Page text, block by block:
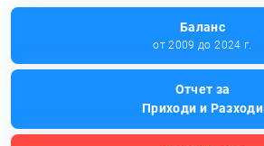
Баланс
от 2009 до 2024 г.
Отчет за
Приходи и Разходи